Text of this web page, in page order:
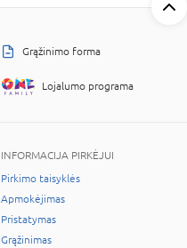
Grąžinimo forma
Lojalumo programa
INFORMACIJA PIRKĖJUI
Pirkimo taisyklės
Apmokėjimas
Pristatymas
Grąžinimas